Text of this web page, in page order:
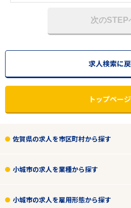
次のSTEP
求人検索に
トップペー
佐賀県の求人を市区町村から探す
小城市の求人を業種から探す
小城市の求人を雇用形態から探す